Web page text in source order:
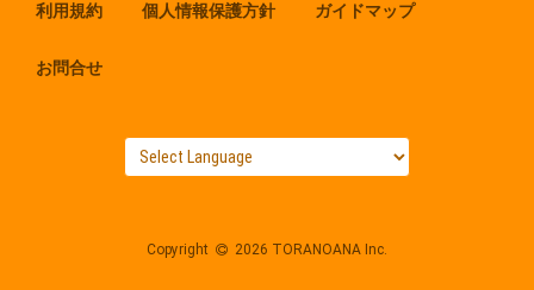
利用規約 個人情報保護方針 ガイドマップ
お問合せ
Copyright 2026 TORANOANA Inc.